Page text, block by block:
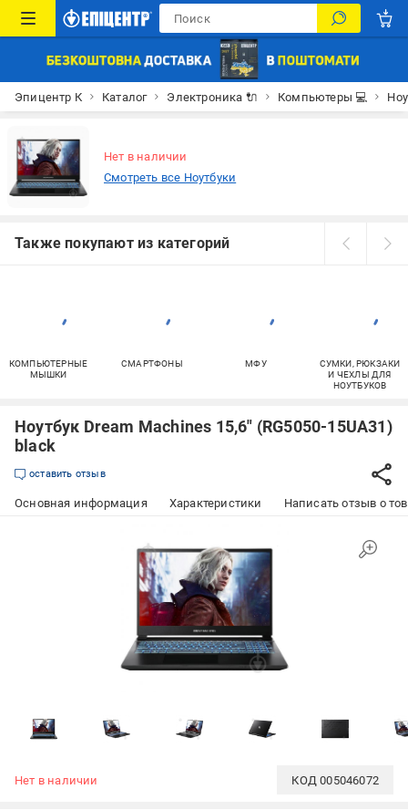
Эпицентр К Каталог Электроника 🔌 Компьютеры 💻
Нет в наличии
Смотреть все Ноутбуки
Также покупают из категорий
КОМПЬЮТЕРНЫЕ
МЫШКИ
СМАРТФОНЫ МФУ
СУМКИ, РЮКЗАКИ
И ЧЕХЛЫ ДЛЯ
НОУТБУКОВ
Ноутбук Dream Machines 15,6" (RG5050-15UA31)
black
оставить отзыв
Основная информация Характеристики Написать отзыв о
Нет в наличии КОД005046072